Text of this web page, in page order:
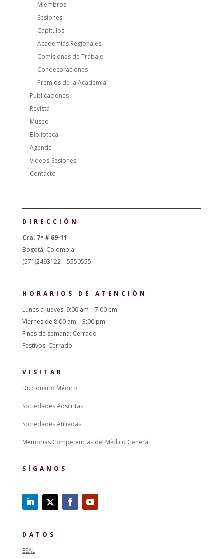
Miembros
Sesiones
Capítulos
Academias Regionales
Comisiones de Trabajo
Condecoraciones
Premios de la Academia
Publicaciones
Revista
Museo
Biblioteca
Agenda
Videos-Sesiones
Contacto
DIRECCIÓN
Cra. 7ª # 69-11
Bogotá, Colombia
(571)2493122 – 5550555
HORARIOS DE ATENCIÓN
Lunes a jueves: 9:00 am – 7:00 pm
Viernes de 8:00 am – 3:00 pm
Fines de semana: Cerrado
Festivos: Cerrado
VISITAR
Diccionario Médico
Sociedades Adscritas
Sociedades Afiliadas
Memorias Competencias del Médico General
SÍGANOS
DATOS
ESAL